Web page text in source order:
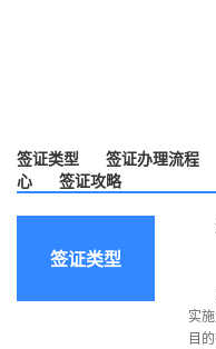
签证类型 签证办理流程
心
签证攻略
签证类型
免
实
目